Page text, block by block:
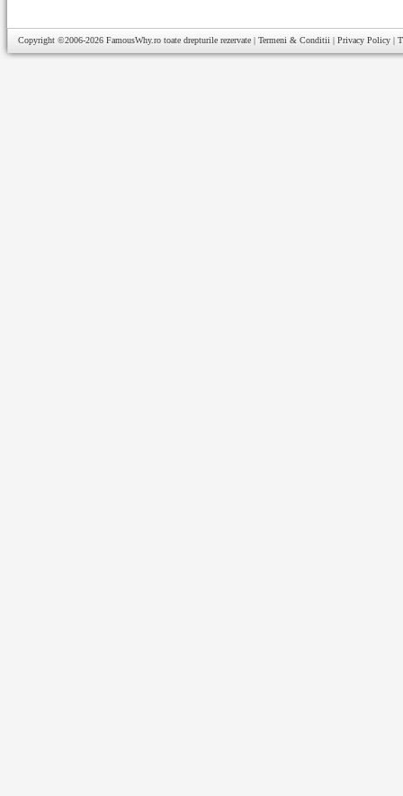
Copyright ©2006-2026 FamousWhy.ro toate drepturile rezervate | Termeni & Conditii | Privacy Policy |